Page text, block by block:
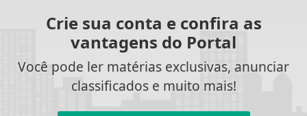
Crie sua conta e confira as
vantagens do Portal
Você pode ler matérias exclusivas, anunciar
classificados e muito mais!